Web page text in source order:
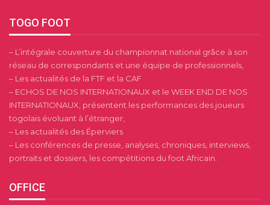
TOGO FOOT
– L’intégrale couverture du championnat national grâce à son
réseau de correspondants et une équipe de professionnels,
– Les actualités de la FTF et la CAF
– ECHOS DE NOS INTERNATIONAUX et le WEEK END DE NOS
INTERNATIONAUX, présentent les performances des joueurs
togolais évoluant à l’étranger,
– Les actualités des Éperviers
– Les conférences de presse, analyses, chroniques, interviews,
portraits et dossiers, les compétitions du foot Africain.
OFFICE